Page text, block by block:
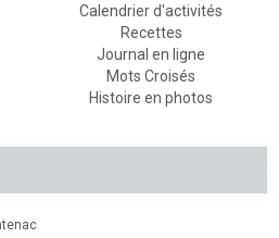
Calendrier d'activités
Recettes
Journal en ligne
Mots Croisés
Histoire en photos